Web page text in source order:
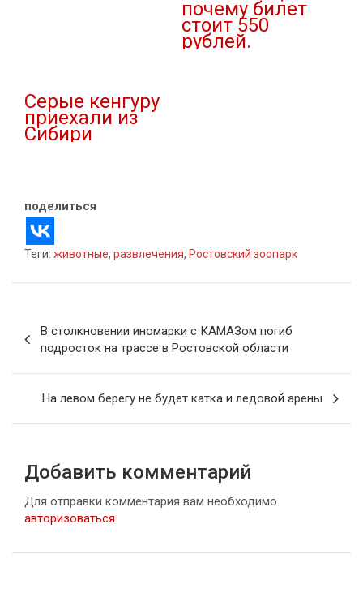
почему билет
стоит 550
рублей.
Серые кенгуру
приехали из
Сибири
поделиться
Теги: животные, развлечения, Ростовский зоопарк
по
записям
В столкновении иномарки с КАМАЗом погиб
подросток на трассе в Ростовской области
На левом берегу не будет катка и ледовой арены
Добавить комментарий
Для отправки комментария вам необходимо
авторизоваться.